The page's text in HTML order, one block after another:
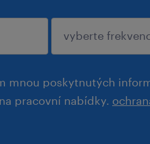
mnou poskytnutých
pracovní nabídky.